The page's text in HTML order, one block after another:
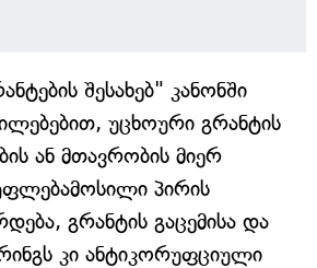
შესახებ" კანონში
უცხოური გრანტის
ან მთავრობის მიერ
პირის
გრანტის გაცემისა და
კი ანტიკორუფციული